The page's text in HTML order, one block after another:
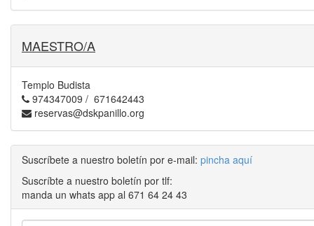
MAESTRO/A
Templo Budista
974347009 / 671642443
reservas@dskpanillo.org
Suscríbete a nuestro boletín por e-mail: pincha aquí
Suscríbte a nuestro boletín por tlf:
manda un whats app al 671 64 24 43